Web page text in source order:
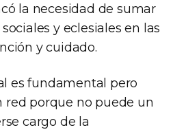
la necesidad de sumar
y eclesiales en las
y cuidado.
es fundamental pero
red porque no puede un
cargo de la